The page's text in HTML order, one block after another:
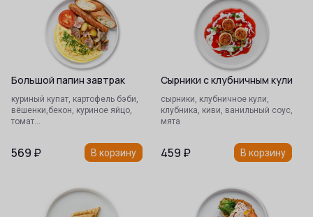
Большой папин завтрак
куриный купат, картофель бэби,
вёшенки,бекон, куриное яйцо,
томат…
569 ₽ В корзину
Сырники с клубничным кули
сырники, клубничное кули,
клубника, киви, ванильный соус,
мята
459 ₽ В корзину